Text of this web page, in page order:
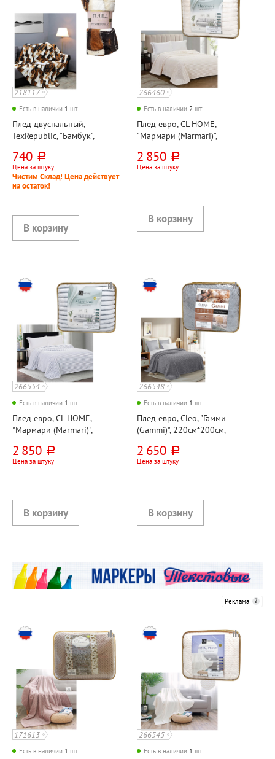
218117
Есть в наличии 1 шт.
Плед двуспальный,
TexRepublic, "Бамбук",
фланель, 260г⁄м²
740 руб.
Цена за штуку
Чистим Склад! Цена действует
на остаток!
266460
Есть в наличии 2 шт.
Плед евро, CL HOME,
"Мармари (Marmari)",
велсофт, 290г⁄м²
2 850 руб.
Цена за штуку
266554
Есть в наличии 1 шт.
Плед евро, CL HOME,
"Мармари (Marmari)",
велсофт, 290г⁄м²
2 850 руб.
Цена за штуку
266548
Есть в наличии 1 шт.
Плед евро, Cleo, "Гамми
(Gammi)", 220см*200см,
серый, велсофт, 280г⁄м²
2 650 руб.
Цена за штуку
Реклама
171613
Есть в наличии 1 шт.
266545
Есть в наличии 1 шт.